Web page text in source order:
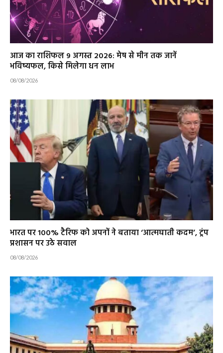
आज का राशिफल 9 अगस्त 2026: मेष से मीन तक जानें
भविष्यफल, किसे मिलेगा धन लाभ
08/08/2026
भारत पर 100% टैरिफ को अपनों ने बताया ‘आत्मघाती कदम’, ट्रंप
प्रशासन पर उठे सवाल
08/08/2026